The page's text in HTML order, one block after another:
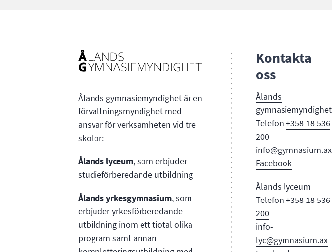
Ålands gymnasiemyndighet är en
förvaltningsmyndighet med
ansvar för verksamheten vid tre
skolor:
Ålands lyceum, som erbjuder
studieförberedande utbildning
Ålands yrkesgymnasium, som
erbjuder yrkesförberedande
utbildning inom ett tiotal olika
program samt annan
Kontakta
oss
Ålands
gymnasiemyndighet
Telefon +358 18 536
200
info@gymnasium.ax
Facebook
Ålands lyceum
Telefon +358 18 536
200
info-
lyc@gymnasium.ax